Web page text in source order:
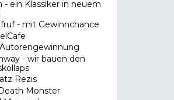
- ein Klassiker in neuem
- mit Gewinnchance
- wir bauen den
Rezis
Monster.